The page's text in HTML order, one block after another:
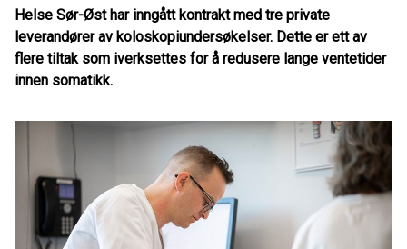
Helse Sør-Øst har inngått kontrakt med tre private
leverandører av koloskopiundersøkelser. Dette er ett av
flere tiltak som iverksettes for å redusere lange ventetider
innen somatikk.